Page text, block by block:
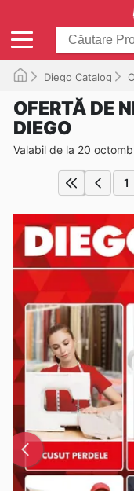
Diego Catalog
OFERTĂ DE
DIEGO
Valabil de la 20
1